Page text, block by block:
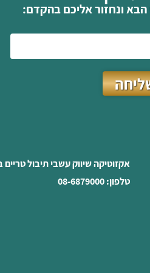
ונחזור אליכם בהקדם:
אקזוטיקה שיווק עשבי תיבול
טלפון: 08-6879000